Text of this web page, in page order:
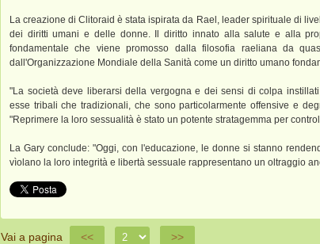
La creazione di Clitoraid è stata ispirata da Rael, leader spirituale di
dei diritti umani e delle donne. Il diritto innato alla salute e alla
fondamentale che viene promosso dalla filosofia raeliana da
dall'Organizzazione Mondiale della Sanità come un diritto umano
"La società deve liberarsi della vergogna e dei sensi di colpa
esse tribali che tradizionali, che sono particolarmente offensive e
"Reprimere la loro sessualità è stato un potente stratagemma per
La Gary conclude: "Oggi, con l'educazione, le donne si stanno
vìolano la loro integrità e libertà sessuale rappresentano un oltraggio
Vai a pagina << >>